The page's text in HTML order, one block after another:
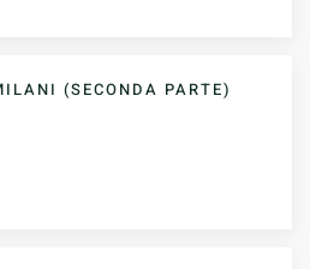
(SECONDA PARTE)